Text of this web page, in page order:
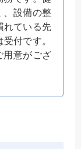
、設備の整
れている先
付です。
用意がござ